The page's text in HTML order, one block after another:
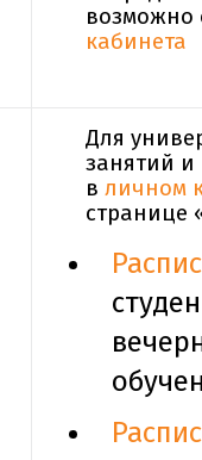
кабинета
Для
занятий и
в личном
странице